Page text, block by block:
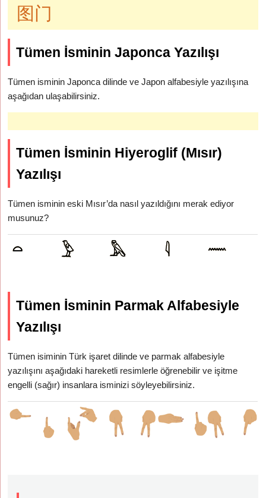
图门
Tümen İsminin Japonca Yazılışı
Tümen isminin Japonca dilinde ve Japon alfabesiyle yazılışına
aşağıdan ulaşabilirsiniz.
Tümen İsminin Hiyeroglif (Mısır)
Yazılışı
Tümen isminin eski Mısır’da nasıl yazıldığını merak ediyor
musunuz?
Tümen İsminin Parmak Alfabesiyle
Yazılışı
Tümen isiminin Türk işaret dilinde ve parmak alfabesiyle
yazılışını aşağıdaki hareketli resimlerle öğrenebilir ve işitme
engelli (sağır) insanlara isminizi söyleyebilirsiniz.